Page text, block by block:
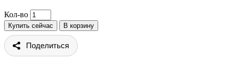
Кол-во
Купить сейчас В корзину
Поделиться